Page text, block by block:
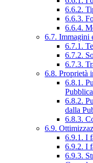
6.6.2.
6.6.3.
6.6.4.
6.7. Immagini
6.7.1.
6.7.2.
6.7.3.
6.8. Proprietà
6.8.1.
6.8.2.
dalla
6.8.3.
6.9.
6.9.1. I
6.9.2. I
6.9.3.